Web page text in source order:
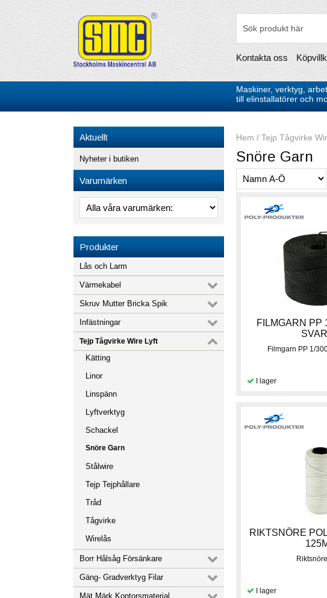
Kontakta oss
Maskiner, verktyg,
till elinstallatörer och
Aktuellt
Nyheter i butiken
Varumärken
Produkter
Lås och Larm
Värmekabel
Skruv Mutter Bricka Spik
Infästningar
Tejp Tågvirke Wire Lyft
Kätting
Linor
Linspänn
Lyftverktyg
Schackel
Snöre Garn
Stålwire
Tejp Tejphållare
Tråd
Tågvirke
Wirelås
Borr Hålsåg Försänkare
Gäng- Gradverktyg Filar
Mät Märk Kontorsmaterial
Hem / Tejp Tågvirke
Snöre Garn
FILMGARN PP
Filmgarn PP 1/
RIKTSNÖRE